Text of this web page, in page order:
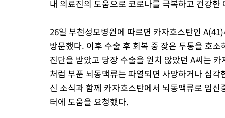
내 의료진의 도움으로 코로나를 극복하고 건강한
26일 부천성모병원에 따르면 카자흐스탄인
방문했다. 이후 수술 후 회복 중 잦은 두통을 호
진단을 받았고 당장 수술을 원치 않았던 A씨는
처럼 부푼 뇌동맥류는 파열되면 사망하거나 심
신 소식과 함께 카자흐스탄에서 뇌동맥류로 임
터에 도움을 요청했다.